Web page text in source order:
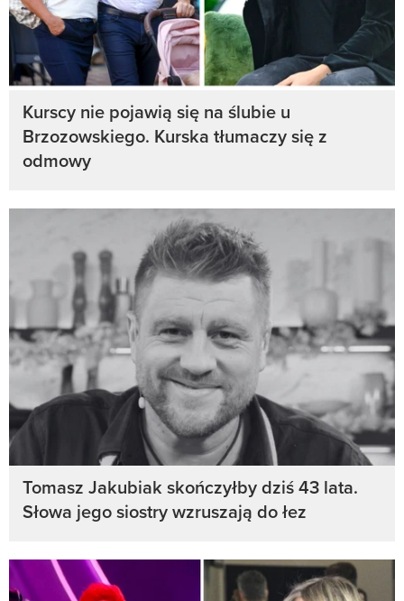
Kurscy nie pojawią się na ślubie u
Brzozowskiego. Kurska tłumaczy się z
odmowy
Tomasz Jakubiak skończyłby dziś 43 lata.
Słowa jego siostry wzruszają do łez